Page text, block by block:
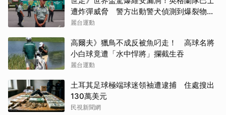
遭炸彈威脅 警方出動警犬偵測到爆裂物幸
好虛驚一場
麗台運動
高爾夫》獵鳥不成反被魚叼走！ 高球名將
小白球竟遭「水中悍將」攔截生吞
麗台運動
土耳其足球極端球迷領袖遭逮捕 住處搜出
130萬美元
民視新聞網